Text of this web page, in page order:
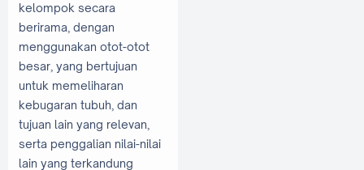
kelompok secara
berirama, dengan
menggunakan otot-otot
besar, yang bertujuan
untuk memeliharan
kebugaran tubuh, dan
tujuan lain yang relevan,
serta penggalian nilai-nilai
lain yang terkandung